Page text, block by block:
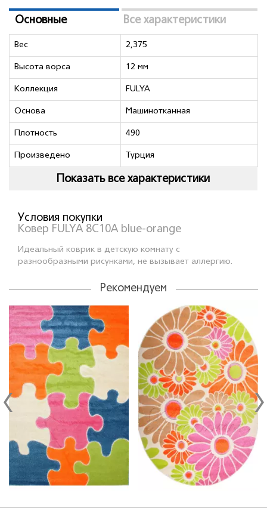
Основные Все характеристики
Вес 2,375
Высота ворса 12 мм
Коллекция FULYA
Основа Машинотканная
Плотность 490
Произведено Турция
Показать все характеристики
Условия покупки
Ковер FULYA 8C10A blue-orange
Идеальный коврик в детскую комнату с
разнообразными рисунками, не вызывает аллергию.
Рекомендуем